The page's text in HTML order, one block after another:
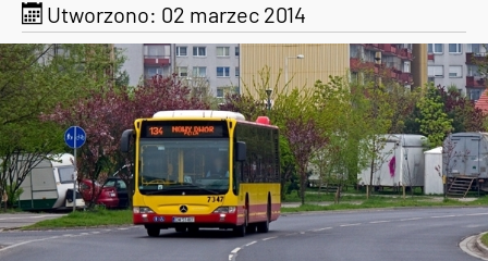
Utworzono: 02 marzec 2014